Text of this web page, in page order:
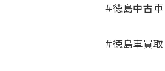
＃徳島中古車
＃徳島車買取